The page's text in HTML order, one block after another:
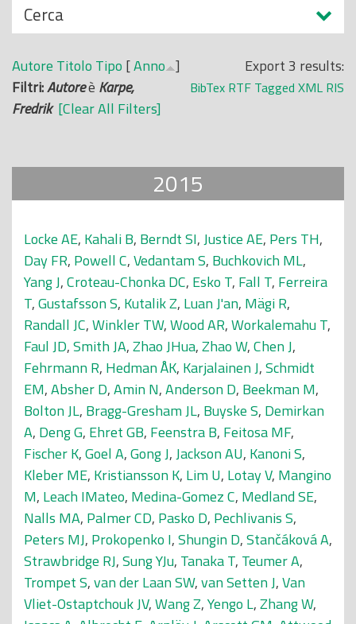
N
a
s
c
o
n
i
Cerca
Export 3 results:
BibTex RTF Tagged XML RIS
Autore Titolo Tipo [Anno ]
Filtri:Autoreè Karpe,
Fredrik [Clear All Filters]
2015
Locke AE, Kahali B, Berndt SI,Justice AE, Pers TH,
Day FR, Powell C,Vedantam S, Buchkovich ML,
Yang J,Croteau-Chonka DC, Esko T, Fall T, Ferreira
T,Gustafsson S, Kutalik Z, Luan J'an, Mägi R,
Randall JC,Winkler TW,Wood AR,Workalemahu T,
Faul JD,Smith JA,Zhao JHua,Zhao W,Chen J,
Fehrmann R, Hedman ÅK, Karjalainen J,Schmidt
EM,Absher D,Amin N,Anderson D, Beekman M,
Bolton JL, Bragg-Gresham JL, Buyske S, Demirkan
A, Deng G, Ehret GB, Feenstra B, Feitosa MF,
Fischer K,Goel A,Gong J,Jackson AU, Kanoni S,
Kleber ME, Kristiansson K, Lim U, Lotay V, Mangino
M, Leach IMateo, Medina-Gomez C, Medland SE,
Nalls MA, Palmer CD, Pasko D, Pechlivanis S,
Peters MJ, Prokopenko I,Shungin D,Stančáková A,
Strawbridge RJ,Sung YJu, Tanaka T, Teumer A,
Trompet S,van der Laan SW,van Setten J,Van
Vliet-Ostaptchouk JV,Wang Z,Yengo L,Zhang W,